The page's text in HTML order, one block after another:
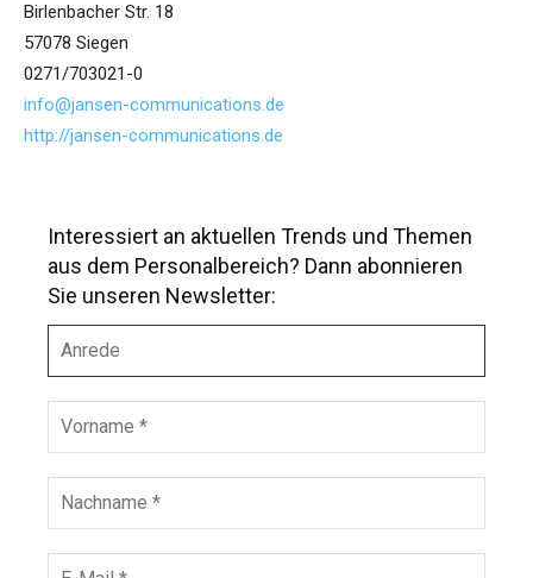
Birlenbacher Str. 18
57078 Siegen
0271/703021-0
info@jansen-communications.de
http://jansen-communications.de
Interessiert an aktuellen Trends und Themen
aus dem Personalbereich? Dann abonnieren
Sie unseren Newsletter:
r
e
e
r
n
m
c
h